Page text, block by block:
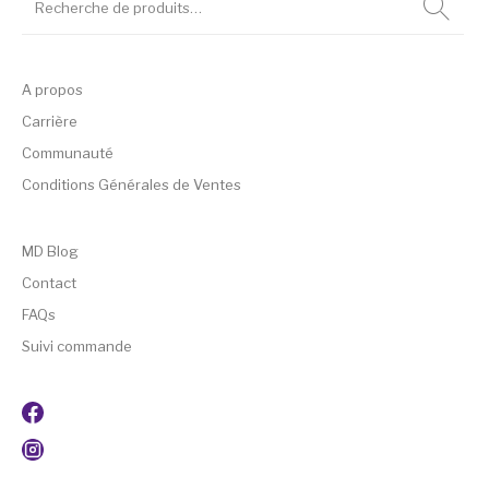
A propos
Carrière
Communauté
Conditions Générales de Ventes
MD Blog
Contact
FAQs
Suivi commande